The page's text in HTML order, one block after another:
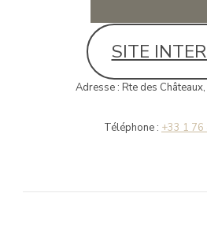
SITE
Adresse : Rte des
Téléphone : +33 1 76